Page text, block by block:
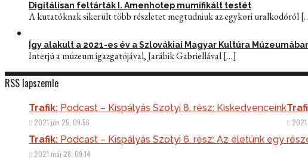
Digitálisan feltárták I. Amenhotep mumifikált testét
A kutatóknak sikerült több részletet megtudniuk az egykori uralkodóról
Így alakult a 2021-es év a Szlovákiai Magyar Kultúra
Interjú a múzeum igazgatójával, Jarábik Gabriellával[…]
RSS lapszemle
Podcast – Kispályás Szotyi 8. rész: Kiskedvenceink
2021 jún 25, 09:56
Podcast – Kispályás Szotyi 6. rész: Az életünk egy
2021 máj 28, 09:14